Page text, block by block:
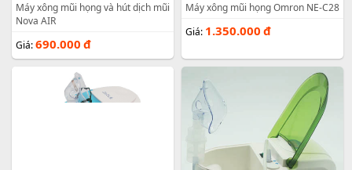
Máy xông mũi họng và hút dịch mũi
Nova AIR
Giá:690.000 đ
Máy xông mũi họng Omron NE-C28
Giá: 1.350.000 đ